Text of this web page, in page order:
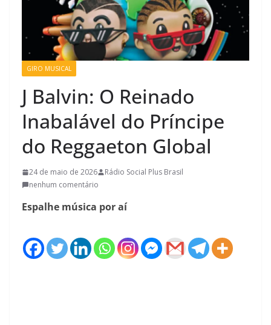
GIRO MUSICAL
J Balvin: O Reinado
Inabalável do Príncipe
do Reggaeton Global
24 de maio de 2026
Rádio Social Plus Brasil
nenhum comentário
Espalhe música por aí